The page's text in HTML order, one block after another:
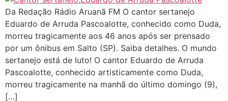
Da Redação Rádio Aruanã FM O cantor sertanejo
Eduardo de Arruda Pascoalotte, conhecido como Duda,
morreu tragicamente aos 46 anos após ser prensado
por um ônibus em Salto (SP). Saiba detalhes. O mundo
sertanejo está de luto! O cantor Eduardo de Arruda
Pascoalotte, conhecido artisticamente como Duda,
morreu tragicamente na manhã do último domingo (9),
[…]